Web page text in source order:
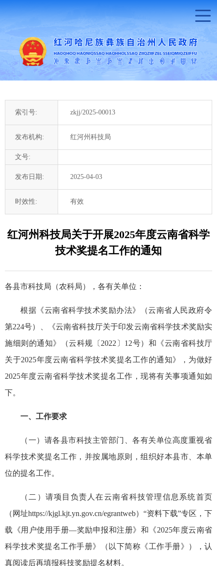
索引号: zkjj/2025-00013
发布机构: 红河州科技局
文号:
发布日期: 2025-04-03
时效性: 有效
红河州科技局关于开展2025年度云南省科学
技术奖提名工作的通知
各县市科技局（农科局），各有关单位：
根据《云南省科学技术奖励办法》（云南省人民政府令
第224号）、《云南省科技厅关于印发云南省科学技术奖励实
施细则的通知》（云科规〔2022〕12号）和《云南省科技厅
关于2025年度云南省科学技术奖提名工作的通知》，为做好
2025年度云南省科学技术奖提名工作，现将有关事项通知如
下。
一、工作要求
（一）请各县市科技主管部门、各有关单位高度重视省
科学技术奖提名工作，并按属地原则，组织好本县市、本单
位的提名工作。
（二）请项目负责人在云南省科技管理信息系统首页
（网址https://kjgl.kjt.yn.gov.cn/egrantweb）“资料下载”专区，下
载《用户使用手册—奖励申报和注册》和《2025年度云南省
科学技术奖提名工作手册》（以下简称《工作手册》），认
真阅读后再填报科技奖励提名材料。